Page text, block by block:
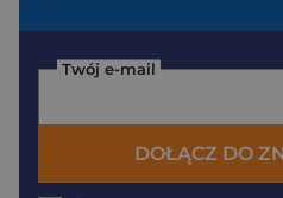
Twój e-mail
DOŁĄCZ DO